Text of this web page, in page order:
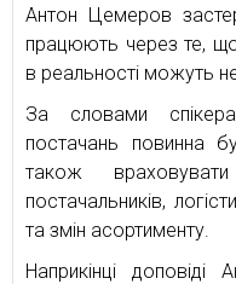
Антон Цемеров
працюють через те, що
в реальності можуть
За словами
постачань повинна
також
постачальників,
та змін асортименту.
Наприкінці